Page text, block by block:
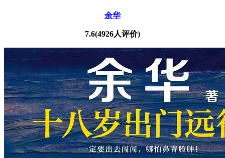
余华
7.6(4926人评价)